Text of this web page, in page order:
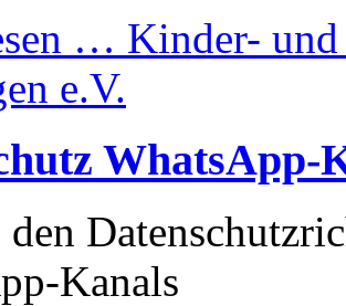
… Kinder- und
e.V.
WhatsApp-
Kanals